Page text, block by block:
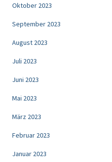
Oktober 2023
September 2023
August 2023
Juli 2023
Juni 2023
Mai 2023
März 2023
Februar 2023
Januar 2023